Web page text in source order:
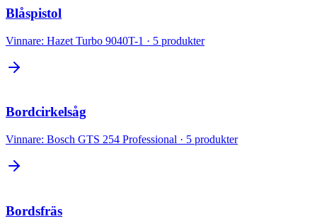
Blåspistol
Vinnare: Hazet Turbo 9040T-1 · 5 produkter
Bordcirkelsåg
Vinnare: Bosch GTS 254 Professional · 5 produkter
Bordsfräs